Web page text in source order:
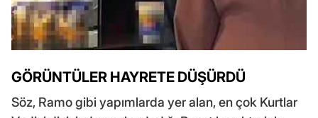
GÖRÜNTÜLER HAYRETE DÜŞÜRDÜ
Söz, Ramo gibi yapımlarda yer alan, en çok Kurtlar